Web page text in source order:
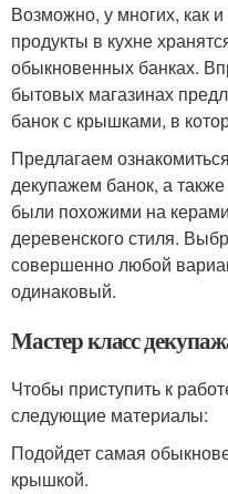
Возможно, у многих, как
продукты в кухне
обыкновенных банках.
бытовых магазинах
банок с крышками, в
Предлагаем
декупажем банок, а
были похожими на
деревенского стиля.
совершенно любой
одинаковый.
Мастер класс
Чтобы приступить к
следующие материалы:
Подойдет самая
крышкой.